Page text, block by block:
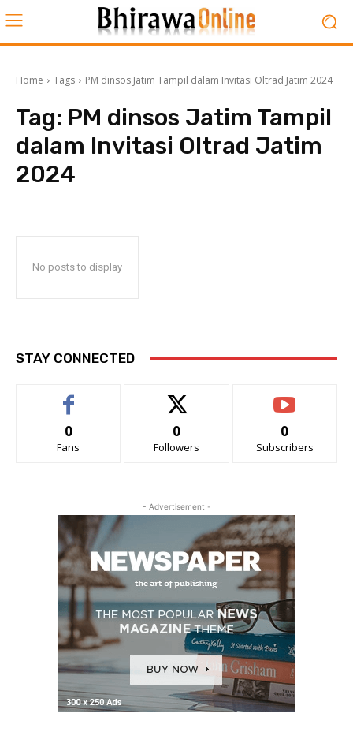
Home Tags PM dinsos Jatim Tampil dalam Invitasi Oltrad Jatim 2024
Tag: PM dinsos Jatim Tampil
dalam Invitasi Oltrad Jatim
2024
No posts to display
STAY CONNECTED
0
Fans
0
Followers
0
Subscribers
- Advertisement -